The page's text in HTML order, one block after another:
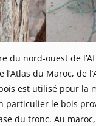
du nord-ouest de
l’Atlas du Maroc, de
est utilisé pour la
particulier le bois
du tronc. Au